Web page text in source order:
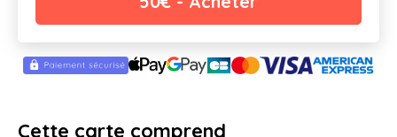
Cette carte comprend